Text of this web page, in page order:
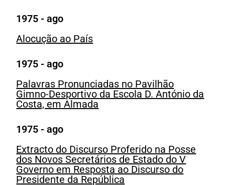
1975 - ago
Alocução ao País
1975 - ago
Palavras Pronunciadas no Pavilhão
Gimno-Desportivo da Escola D. António da
Costa, em Almada
1975 - ago
Extracto do Discurso Proferido na Posse
dos Novos Secretários de Estado do V
Governo em Resposta ao Discurso do
Presidente da República